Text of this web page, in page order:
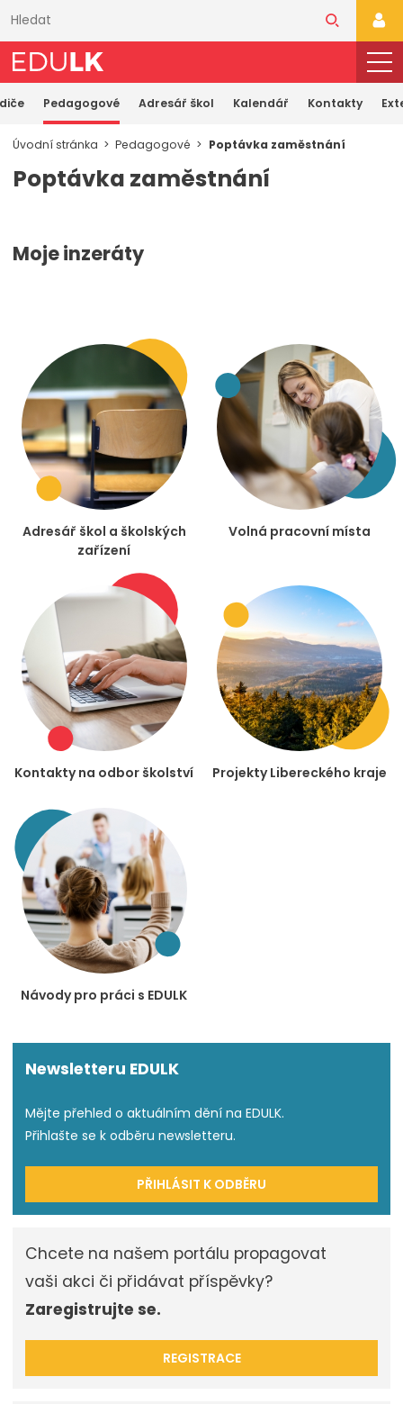
obsahu
Pedagogové Adresář škol Kalendář Kontakty
Úvodní stránka Pedagogové Poptávka zaměstnání
Poptávka zaměstnání
Moje inzeráty
Adresář škol a školských
zařízení
Volná pracovní místa
Kontakty na odbor školství Projekty Libereckého kraje
Návody pro práci s EDULK
Newsletteru EDULK
Mějte přehled o aktuálním dění na EDULK.
Přihlašte se k odběru newsletteru.
PŘIHLÁSIT K ODBĚRU
Chcete na našem portálu propagovat
vaši akci či přidávat příspěvky?
Zaregistrujte se.
REGISTRACE